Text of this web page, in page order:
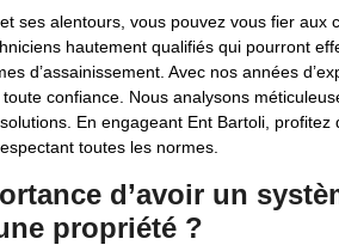
ses alentours, vous pouvez vous fier aux
hautement qualifiés qui pourront
d’assainissement. Avec nos années
confiance. Nous analysons
En engageant Ent Bartoli, profitez
toutes les normes.
d’avoir un
propriété ?